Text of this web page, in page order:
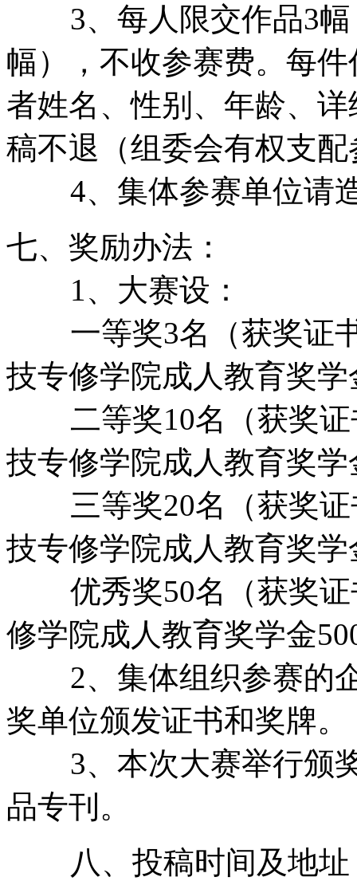
3、每人限交作品3幅
幅），不收参赛费。每
者姓名、性别、年龄、
稿不退（组委会有权支
4、集体参赛单位请
七、奖励办法：
1、大赛设：
一等奖3名（获奖证书
技专修学院成人教育奖学
二等奖10名（获奖证
技专修学院成人教育奖学
三等奖20名（获奖证
技专修学院成人教育奖学
优秀奖50名（获奖证
修学院成人教育奖学金
2、集体组织参赛的企
奖单位颁发证书和奖牌。
3、本次大赛举行颁奖
品专刊。
八、投稿时间及地址